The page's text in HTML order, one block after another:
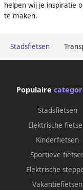
Stadsfietsen
helpen wij je inspiratie
te maken.
Populaire
Stadsfietsen
Elektrische
Kinderfietsen
Sportieve
Elektrische
Vakantiefietsen